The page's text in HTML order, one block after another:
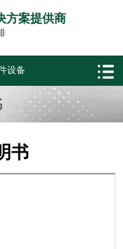
方案提供商
设备
书